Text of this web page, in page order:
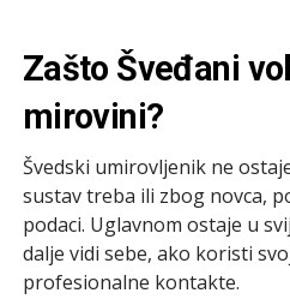
Zašto Šveđani
mirovini?
Švedski umirovljenik ne
sustav treba ili zbog novca,
podaci. Uglavnom ostaje u
dalje vidi sebe, ako koristi
profesionalne kontakte.